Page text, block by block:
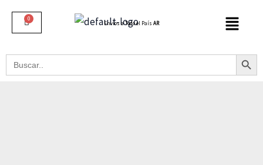
Envíos a Todo el País AR
Buscar: Botón De